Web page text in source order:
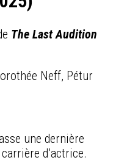
The Last Audition
Neff, Pétur
une dernière
d’actrice.